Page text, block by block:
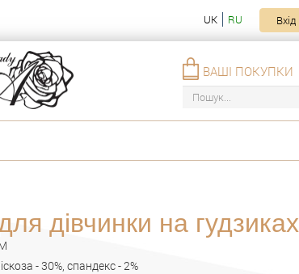
UK RU Вхід
ВАШІ ПОКУПКИ
дівчинки на гудзиках
- 30%, спандекс - 2%